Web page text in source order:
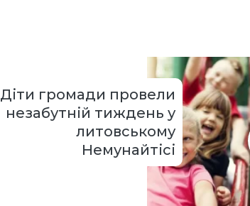
Діти громади провели
незабутній тиждень у
литовському
Немунайтісі